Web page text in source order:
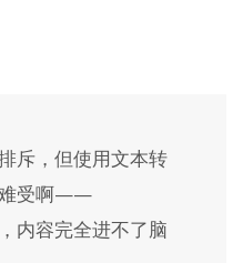
斥，但使用文本转
难受啊——
内容完全进不了脑